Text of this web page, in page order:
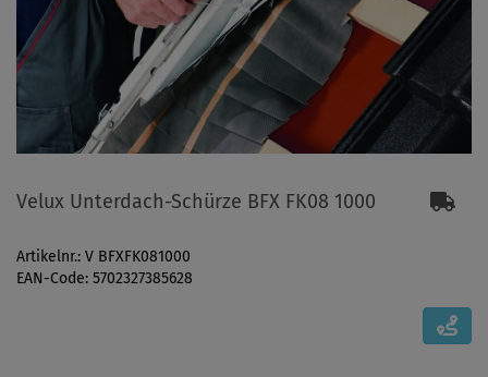
Velux Unterdach-Schürze BFX FK08 1000
Artikelnr.: V BFXFK081000
EAN-Code: 5702327385628